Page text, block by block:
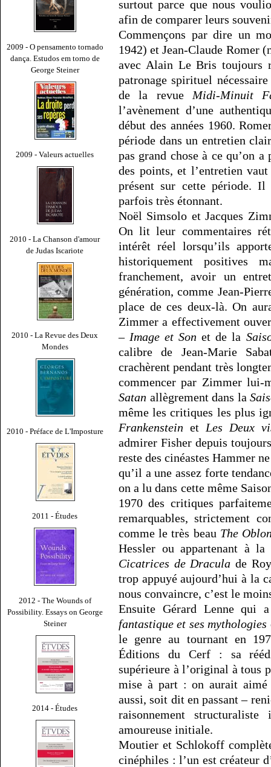
2009 - O pensamento tornado
dança. Estudos em torno de
George Steiner
2009 - Valeurs actuelles
2010 - La Chanson d'amour
de Judas Iscariote
2010 - La Revue des Deux
Mondes
2010 - Préface de L'Imposture
2011 - Études
2012 - The Wounds of
Possibility. Essays on George
Steiner
2014 - Études
surtout parce que nous
afin de comparer leurs
Commençons par dire un
1942) et Jean-Claude Romer
avec Alain Le Bris toujours
patronage spirituel
de la revue Midi-Minuit
l’avènement d’une
début des années 1960.
période dans un entretien
pas grand chose à ce qu’on
des points, et l’entretien
présent sur cette période. Il
parfois très étonnant.
Noël Simsolo et Jacques
On lit leur commentaires
intérêt réel lorsqu’ils
historiquement
franchement, avoir un
génération, comme Jean-
place de ces deux-là. On
Zimmer a effectivement
– Image et Son et de la
calibre de Jean-Marie
crachèrent pendant très
commencer par Zimmer
Satan allègrement dans la
même les critiques les plus
Frankenstein et Les Deux
admirer Fisher depuis
reste des cinéastes Hammer
qu’il a une assez forte
on a lu dans cette même
1970 des critiques
remarquables, strictement
comme le très beau The
Hessler ou appartenant à
Cicatrices de Dracula de
trop appuyé aujourd’hui à la
nous convaincre, c’est le
Ensuite Gérard Lenne qui
fantastique et ses mythologies
le genre au tournant en
Éditions du Cerf : sa
supérieure à l’original à tous
mise à part : on aurait
aussi, soit dit en passant –
raisonnement
amoureuse initiale.
Moutier et Schlokoff
cinéphiles : l’un est créateur